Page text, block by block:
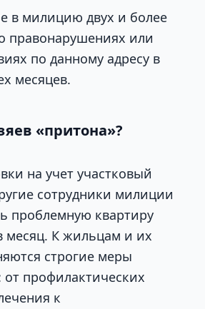
в милицию двух и более
правонарушениях или
по данному адресу в
месяцев.
«притона»?
на учет участковый
сотрудники милиции
проблемную квартиру
месяц. К жильцам и их
строгие меры
от профилактических
к